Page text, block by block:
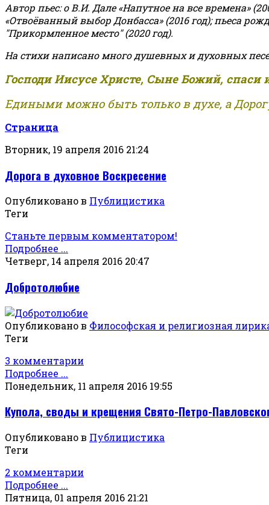
Автор пьес: о В.И. Дале «Напутное на все времена»
«Отвоёванный выбор Донбасса» (2016 год); пьеса
"Прикормленное место" (2020 год).
На стихи написано много душевных и духовных
Господи Иисусе Христе, Сыне Божий,
Едиными можно быть только в духе, а
Страница
Вторник, 19 апреля 2016 21:24
Дорога в духовное Воскресение
Опубликовано в Публицистика
Теги
Станьте первым комментатором!
Подробнее ...
Четверг, 14 апреля 2016 20:47
Добротолюбие
Опубликовано в Философская и религиозная
Теги
3 комментарии
Подробнее ...
Понедельник, 11 апреля 2016 19:55
Купола, своды и крещения Свято-Петро-
Опубликовано в Публицистика
Теги
2 комментарии
Подробнее ...
Пятница, 01 апреля 2016 21:21